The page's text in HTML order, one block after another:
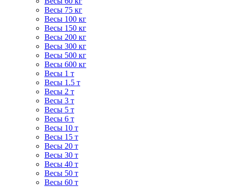
Весы 75 кг
Весы 100 кг
Весы 150 кг
Весы 200 кг
Весы 300 кг
Весы 500 кг
Весы 600 кг
Весы 1 т
Весы 1.5 т
Весы 2 т
Весы 3 т
Весы 5 т
Весы 6 т
Весы 10 т
Весы 15 т
Весы 20 т
Весы 30 т
Весы 40 т
Весы 50 т
Весы 60 т